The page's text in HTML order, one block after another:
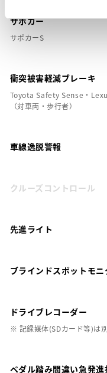
サポカー
サポカーS
衝突被害軽減ブレーキ
Toyota Safety Sense・
（対車両・歩行者）
車線逸脱警報
クルーズコントロール
先進ライト
ブラインドスポットモニ
ドライブレコーダー
※ 記録媒体(SDカード等)は
ペダル踏み間違い急発進